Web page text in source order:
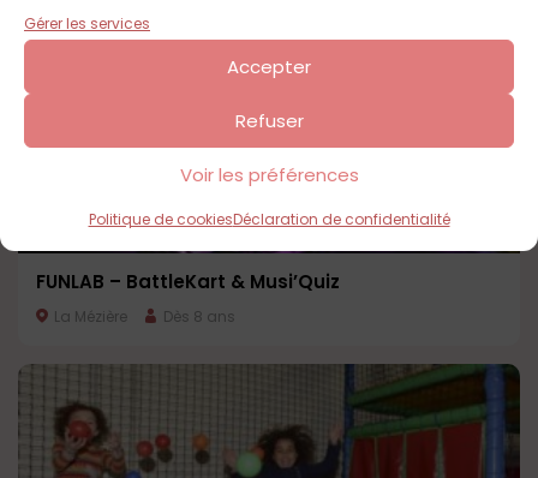
Gérer les services
Accepter
Refuser
Voir les préférences
Politique de cookiesDéclaration de confidentialité
FUNLAB – BattleKart & Musi’Quiz
La Mézière Dès 8 ans